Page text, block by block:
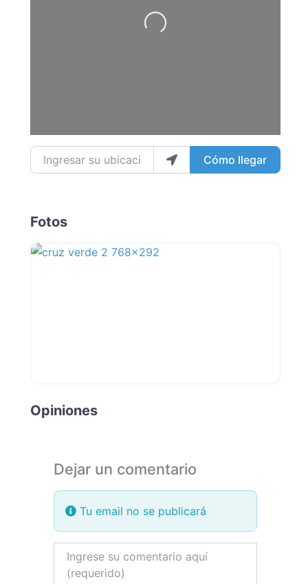
Ingresar su ubicación Cómo llegar
Fotos
Opiniones
Dejar un comentario
Tu email no se publicará
Review text